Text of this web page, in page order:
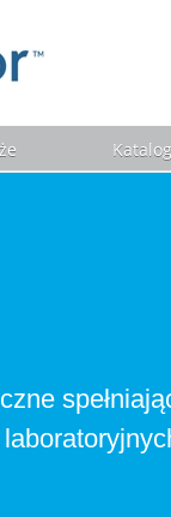
Katalog